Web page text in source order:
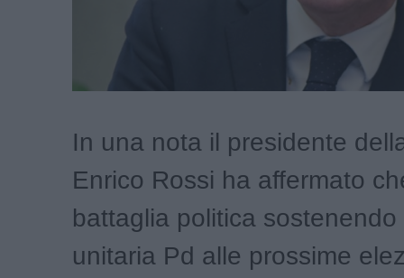
In una nota il presidente
Enrico Rossi ha affermato
battaglia politica sostenendo
unitaria Pd alle prossime